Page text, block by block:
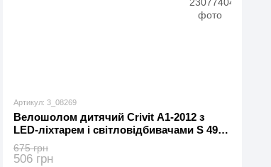
Артикул: 3_08269
Велошолом дитячий Crivit A1-2012 з
LED-ліхтарем і світловідбивачами S 49–
54 см Blue (3_08269)
675 грн
506 грн